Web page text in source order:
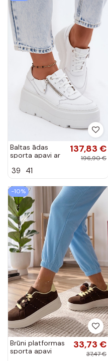
Baltas ādas
sporta apavi ar
Zazoo N1084
137,83 €
196,90 €
39 41
-10%
Brūni platformas
sporta apavi
33,73 €
37,47 €